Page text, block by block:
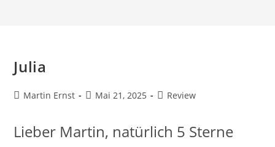
Julia
Martin Ernst Mai 21, 2025 Review
Lieber Martin, natürlich 5 Sterne